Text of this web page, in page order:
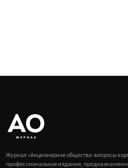
Журнал «Акционерное общество: вопросы
профессиональное издание,